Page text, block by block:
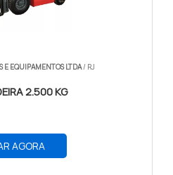
E EQUIPAMENTOS LTDA/ RJ
2.500 KG
AGORA